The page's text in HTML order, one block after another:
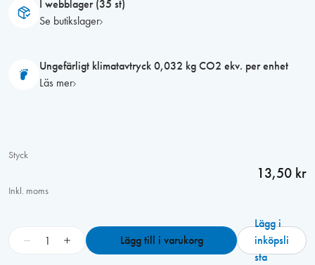
I webblager (35 st)
Se butikslager
Ungefärligt klimatavtryck 0,032 kg CO2 ekv. per enhet
Läs mer
Styck
13,50 kr
Inkl. moms
+ Lägg till i varukorg
Lägg i
inköpsli
sta